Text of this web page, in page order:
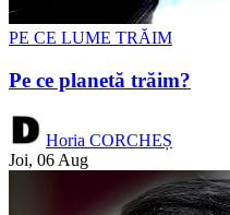
PE CE LUME TRĂIM
Pe ce planetă trăim?
Horia CORCHEȘ
Joi, 06 Aug